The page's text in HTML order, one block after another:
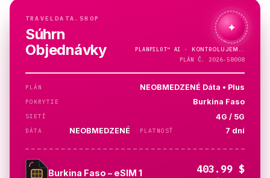
TRAVELDATA.SHOP
Súhrn
Objednávky
✦
PLANPILOT™ AI · KONTROLUJEM…
PLÁN Č. 2026-58008
PLÁN NEOBMEDZENÉ Dáta • Plus
POKRYTIE Burkina Faso
SIETÍ 4G / 5G
DÁTA NEOBMEDZENÉ PLATNOSŤ 7 dní
Burkina Faso – eSIM 1 403.99 $